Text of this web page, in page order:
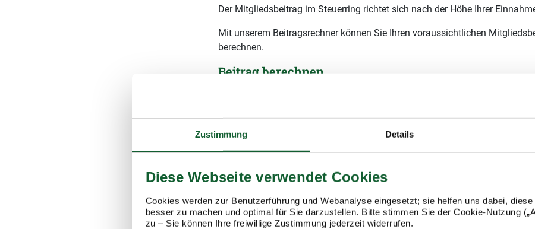
Zustimmung Details
Diese Webseite verwendet Cookies
Cookies werden zur Benutzerführung und Webanalyse eingesetzt; sie helfen uns dabei, diese
besser zu machen und optimal für Sie darzustellen. Bitte stimmen Sie der Cookie-Nutzung
zu – Sie können Ihre freiwillige Zustimmung jederzeit widerrufen.
Der Mitgliedsbeitrag im Steuerring richtet sich nach der Höhe Ihrer
Mit unserem Beitragsrechner können Sie Ihren voraussichtlichen
berechnen.
Beitrag berechnen
Wie hoch sind Ihre jährlichen
Gesamtbruttoeinnahmen?
Ihr voraussichtlicher Mitgliedsbeitrag
(inkl. 19 % Mehrwertsteuer)